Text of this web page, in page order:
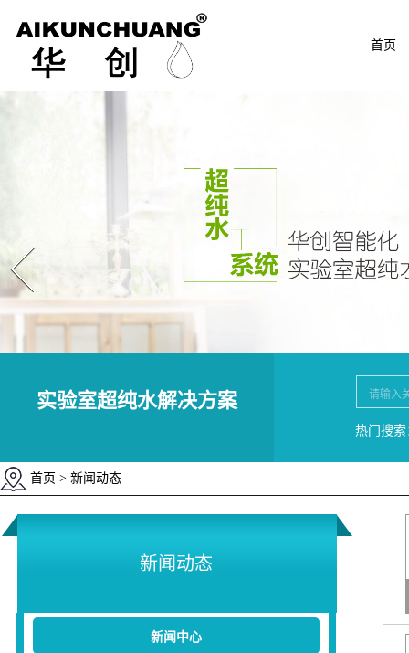
首页
实验室超纯水解决方案
热门搜
首页 > 新闻动态
新闻动态
新闻中心